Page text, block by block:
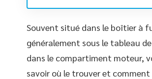
Souvent situé dans le boîtier à
généralement sous le tableau
dans le compartiment moteur,
savoir où le trouver et